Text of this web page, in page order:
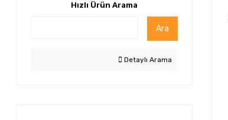
Hızlı Ürün Arama
Ara
Detaylı Arama